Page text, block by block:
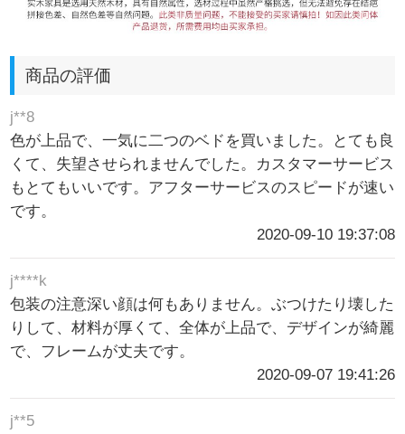
商品の評価
j**8
色が上品で、一気に二つのベドを買いました。とても良
くて、失望させられませんでした。カスタマーサービス
もとてもいいです。アフターサービスのスピードが速い
です。
2020-09-10 19:37:08
j****k
包装の注意深い顔は何もありません。ぶつけたり壊した
りして、材料が厚くて、全体が上品で、デザインが綺麗
で、フレームが丈夫です。
2020-09-07 19:41:26
j**5